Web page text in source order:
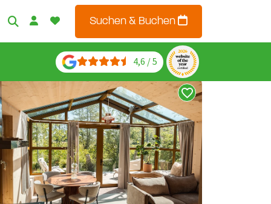
Suchen & Buchen
4,6 / 5